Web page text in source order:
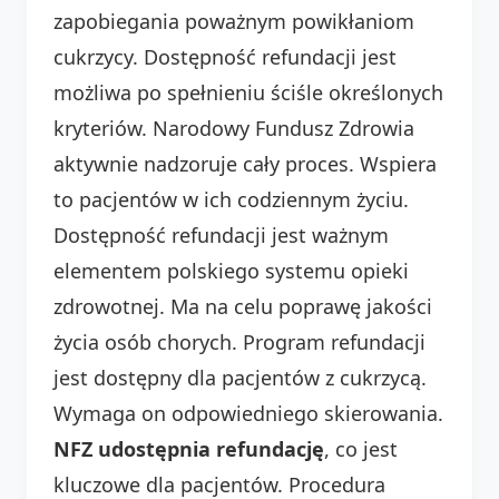
zapobiegania poważnym powikłaniom
cukrzycy. Dostępność refundacji jest
możliwa po spełnieniu ściśle określonych
kryteriów. Narodowy Fundusz Zdrowia
aktywnie nadzoruje cały proces. Wspiera
to pacjentów w ich codziennym życiu.
Dostępność refundacji jest ważnym
elementem polskiego systemu opieki
zdrowotnej. Ma na celu poprawę jakości
życia osób chorych. Program refundacji
jest dostępny dla pacjentów z cukrzycą.
Wymaga on odpowiedniego skierowania.
NFZ udostępnia refundację, co jest
kluczowe dla pacjentów. Procedura